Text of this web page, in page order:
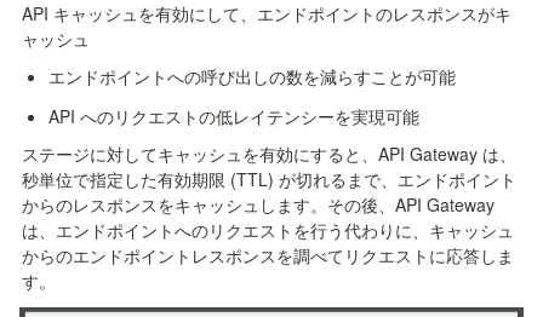
API キャッシュを有効にして、エンドポイントのレスポンスがキ
ャッシュ
エンドポイントへの呼び出しの数を減らすことが可能
API へのリクエストの低レイテンシーを実現可能
ステージに対してキャッシュを有効にすると、API Gateway は、
秒単位で指定した有効期限 (TTL) が切れるまで、エンドポイント
からのレスポンスをキャッシュします。その後、API Gateway
は、エンドポイントへのリクエストを行う代わりに、キャッシュ
からのエンドポイントレスポンスを調べてリクエストに応答しま
す。